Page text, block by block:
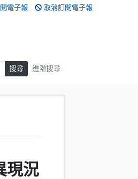
電子報 取消訂閱電子報
搜尋 進階搜尋
現況